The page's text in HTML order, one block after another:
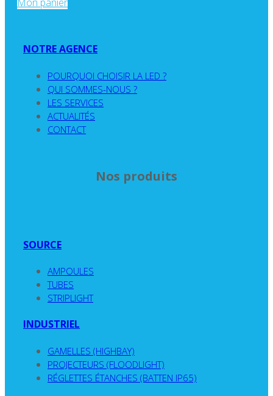
NOTRE AGENCE
POURQUOI CHOISIR LA LED ?
QUI SOMMES-NOUS ?
LES SERVICES
ACTUALITÉS
CONTACT
Nos produits
SOURCE
AMPOULES
TUBES
STRIPLIGHT
INDUSTRIEL
GAMELLES (HIGHBAY)
PROJECTEURS (FLOODLIGHT)
RÉGLETTES ÉTANCHES (BATTEN IP65)